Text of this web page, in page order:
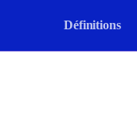
Définitions